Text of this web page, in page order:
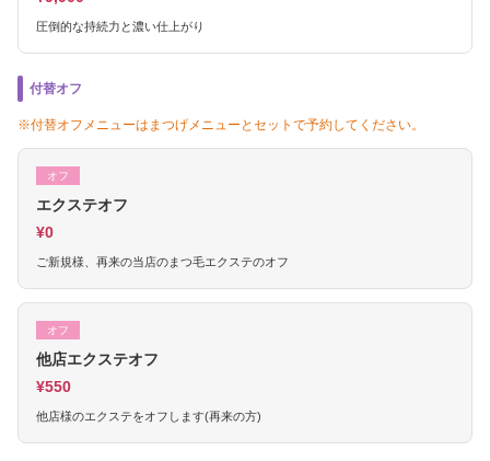
圧倒的な持続力と濃い仕上がり
付替オフ
※付替オフメニューはまつげメニューとセットで予約してください。
オフ
エクステオフ
¥0
ご新規様、再来の当店のまつ毛エクステのオフ
オフ
他店エクステオフ
¥550
他店様のエクステをオフします(再来の方)